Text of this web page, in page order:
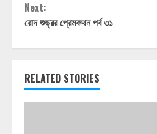
Next:
রোদ শুভ্রর প্রেমকথন পর্ব ৩১
RELATED STORIES